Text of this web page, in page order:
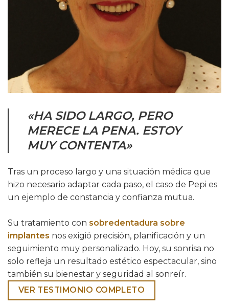
«HA SIDO LARGO, PERO
MERECE LA PENA. ESTOY
MUY CONTENTA»
Tras un proceso largo y una situación médica que
hizo necesario adaptar cada paso, el caso de Pepi es
un ejemplo de constancia y confianza mutua.
Su tratamiento con sobredentadura sobre
implantes nos exigió precisión, planificación y un
seguimiento muy personalizado. Hoy, su sonrisa no
solo refleja un resultado estético espectacular, sino
también su bienestar y seguridad al sonreír.
VER TESTIMONIO COMPLETO